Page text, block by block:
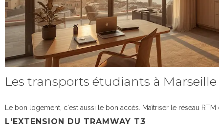
Les transports étudiants à Marseille
Le bon logement, c'est aussi le bon accès. Maîtriser le réseau RTM
L'EXTENSION DU TRAMWAY T3